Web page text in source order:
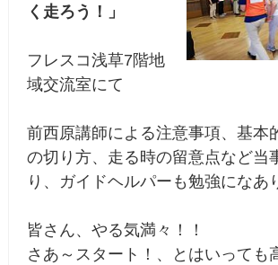
く走ろう！」
フレスコ浅草7階地
域交流室にて
前西原講師による注意事項、基本
の切り方、走る時の留意点など当
り、ガイドヘルパーも勉強になあ
皆さん、やる気満々！！
さあ～スタート！、とはいっても